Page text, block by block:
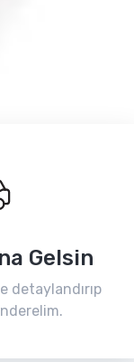
Gelsin
detaylandırıp